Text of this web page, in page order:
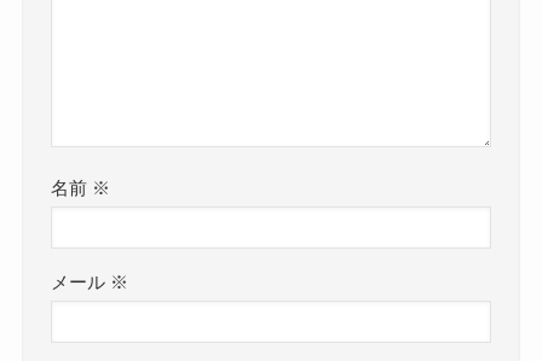
名前 ※
メール ※